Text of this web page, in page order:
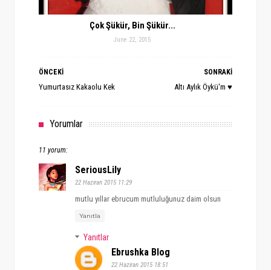
Çok Şükür, Bin Şükür...
June 22, 2015
SONRAKİ
Altı Aylık Öykü'm ♥
ÖNCEKİ
Yumurtasız Kakaolu Kek
Yorumlar
11 yorum:
SeriousLily
22 Haziran 2015 11:29
mutlu yıllar ebrucum mutluluğunuz daim olsun
Yanıtla
Yanıtlar
Ebrushka Blog
22 Haziran 2015 18:51